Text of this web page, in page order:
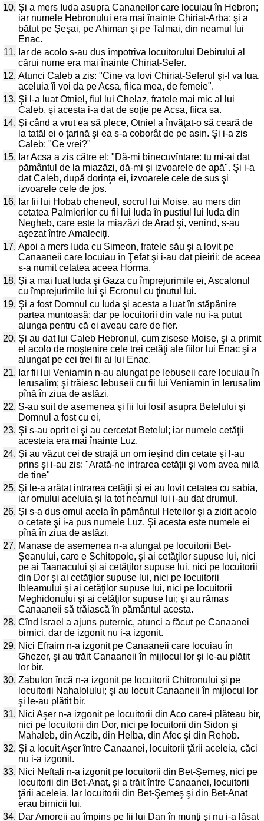
10. Şi a mers Iuda asupra Cananeilor care locuiau în Hebron;
iar numele Hebronului era mai înainte Chiriat-Arba; şi a
bătut pe Şeşai, pe Ahiman şi pe Talmai, din neamul lui
Enac.
11. Iar de acolo s-au dus împotriva locuitorului Debirului al
cărui nume era mai înainte Chiriat-Sefer.
12. Atunci Caleb a zis: "Cine va lovi Chiriat-Seferul şi-l va lua,
aceluia îi voi da pe Acsa, fiica mea, de femeie".
13. Şi l-a luat Otniel, fiul lui Chelaz, fratele mai mic al lui
Caleb, şi acesta i-a dat de soţie pe Acsa, fiica sa.
14. Şi când a vrut ea să plece, Otniel a învăţat-o să ceară de
la tatăl ei o ţarină şi ea s-a coborât de pe asin. Şi i-a zis
Caleb: "Ce vrei?"
15. Iar Acsa a zis către el: "Dă-mi binecuvîntare: tu mi-ai dat
pământul de la miazăzi, dă-mi şi izvoarele de apă". Şi i-a
dat Caleb, după dorinţa ei, izvoarele cele de sus şi
izvoarele cele de jos.
16. Iar fii lui Hobab cheneul, socrul lui Moise, au mers din
cetatea Palmierilor cu fii lui Iuda în pustiul lui Iuda din
Negheb, care este la miazăzi de Arad şi, venind, s-au
aşezat între Amaleciţi.
17. Apoi a mers Iuda cu Simeon, fratele său şi a lovit pe
Canaaneii care locuiau în Ţefat şi i-au dat pieirii; de aceea
s-a numit cetatea aceea Horma.
18. Şi a mai luat Iuda şi Gaza cu împrejurimile ei, Ascalonul
cu împrejurimile lui şi Ecronul cu ţinutul lui.
19. Şi a fost Domnul cu Iuda şi acesta a luat în stăpânire
partea muntoasă; dar pe locuitorii din vale nu i-a putut
alunga pentru că ei aveau care de fier.
20. Şi au dat lui Caleb Hebronul, cum zisese Moise, şi a primit
el acolo de moştenire cele trei cetăţi ale fiilor lui Enac şi a
alungat pe cei trei fii ai lui Enac.
21. Iar fii lui Veniamin n-au alungat pe Iebuseii care locuiau în
Ierusalim; şi trăiesc Iebuseii cu fii lui Veniamin în Ierusalim
pînă în ziua de astăzi.
22. S-au suit de asemenea şi fii lui Iosif asupra Betelului şi
Domnul a fost cu ei,
23. Şi s-au oprit ei şi au cercetat Betelul; iar numele cetăţii
acesteia era mai înainte Luz.
24. Şi au văzut cei de strajă un om ieşind din cetate şi l-au
prins şi i-au zis: "Arată-ne intrarea cetăţii şi vom avea milă
de tine"
25. Şi le-a arătat intrarea cetăţii şi ei au lovit cetatea cu sabia,
iar omului aceluia şi la tot neamul lui i-au dat drumul.
26. Şi s-a dus omul acela în pământul Heteilor şi a zidit acolo
o cetate şi i-a pus numele Luz. Şi acesta este numele ei
pînă în ziua de astăzi.
27. Manase de asemenea n-a alungat pe locuitorii Bet-
Şeanului, care e Schitopole, şi ai cetăţilor supuse lui, nici
pe ai Taanacului şi ai cetăţilor supuse lui, nici pe locuitorii
din Dor şi ai cetăţilor supuse lui, nici pe locuitorii
Ibleamului şi ai cetăţilor supuse lui, nici pe locuitorii
Meghidonului şi ai cetăţilor supuse lui; şi au rămas
Canaaneii să trăiască în pământul acesta.
28. Cînd Israel a ajuns puternic, atunci a făcut pe Canaanei
birnici, dar de izgonit nu i-a izgonit.
29. Nici Efraim n-a izgonit pe Canaaneii care locuiau în
Ghezer, şi au trăit Canaaneii în mijlocul lor şi le-au plătit
lor bir.
30. Zabulon încă n-a izgonit pe locuitorii Chitronului şi pe
locuitorii Nahalolului; şi au locuit Canaaneii în mijlocul lor
şi le-au plătit bir.
31. Nici Aşer n-a izgonit pe locuitorii din Aco care-i plăteau bir,
nici pe locuitorii din Dor, nici pe locuitorii din Sidon şi
Mahaleb, din Aczib, din Helba, din Afec şi din Rehob.
32. Şi a locuit Aşer între Canaanei, locuitorii ţării aceleia, căci
nu i-a izgonit.
33. Nici Neftali n-a izgonit pe locuitorii din Bet-Şemeş, nici pe
locuitorii din Bet-Anat, şi a trăit între Canaanei, locuitorii
ţării aceleia. Iar locuitorii din Bet-Şemeş şi din Bet-Anat
erau birnicii lui.
34. Dar Amoreii au împins pe fii lui Dan în munţi şi nu i-a lăsat